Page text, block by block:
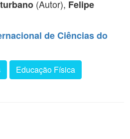
(Autor), Felipe
de Ciências do
Educação Física